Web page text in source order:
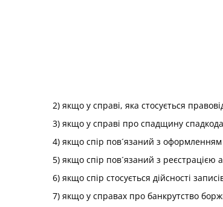
2) якщо у справі, яка стосується
3) якщо у справі про спадщину
4) якщо спір пов´язаний з оформленням
5) якщо спір пов´язаний з реєстрацією
6) якщо спір стосується дійсності
7) якщо у справах про банкрутство